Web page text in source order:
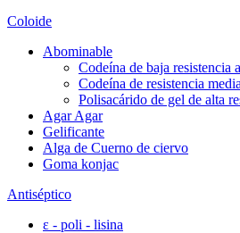
Coloide
Abominable
Codeína de baja resistencia
Codeína de resistencia
Polisacárido de gel de alta
Agar Agar
Gelificante
Alga de Cuerno de ciervo
Goma konjac
Antiséptico
ε - poli - lisina